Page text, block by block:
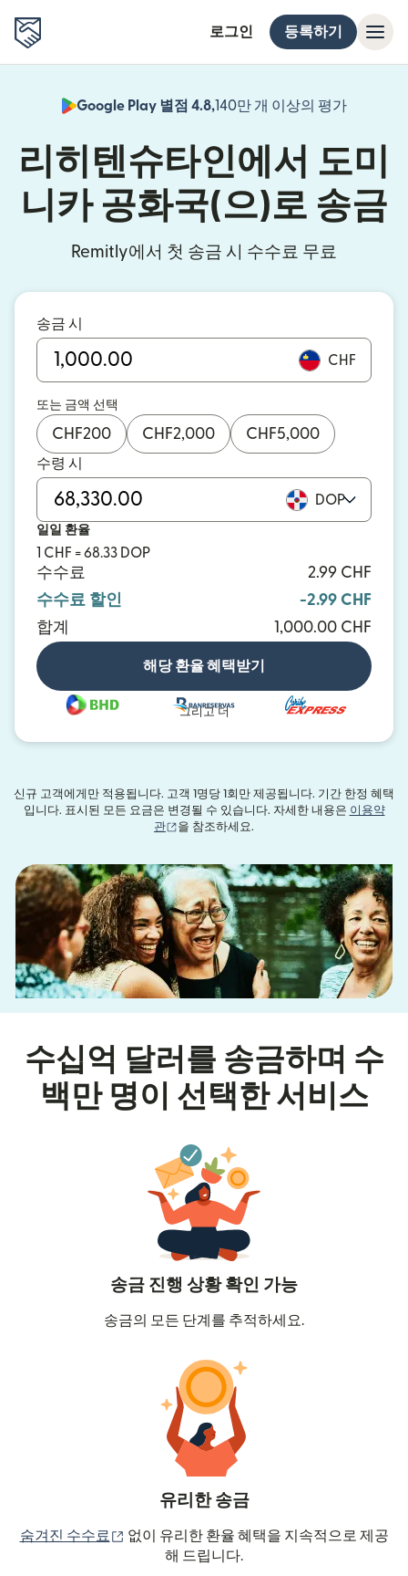
로그인 등록하기
Google Play 별점 4.8,140만 개 이상의 평가
리히텐슈타인에서 도미
니카 공화국(으)로 송금
Remitly에서 첫 송금 시 수수료 무료
송금 시
CHF
또는 금액 선택
CHF200 CHF2,000 CHF5,000
수령 시
DOP
일일 환율
1 CHF = 68.33 DOP
수수료
2.99 CHF
수수료 할인
-2.99 CHF
합계
1,000.00 CHF
해당 환율 혜택받기
그리고 더
신규 고객에게만 적용됩니다. 고객 1명당 1회만 제공됩니다. 기간 한정 혜택
입니다. 표시된 모든 요금은 변경될 수 있습니다. 자세한 내용은 이용약
관
(새 창에서 열림)
을 참조하세요.
수십억 달러를 송금하며 수
백만 명이 선택한 서비스
송금 진행 상황 확인 가능
송금의 모든 단계를 추적하세요.
유리한 송금
숨겨진 수수료 (새 창에서 열림)
없이 유리한 환율 혜택을 지속적으로 제공
해 드립니다.